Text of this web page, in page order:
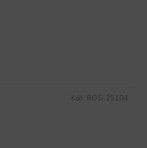
Kód: ROS-25104